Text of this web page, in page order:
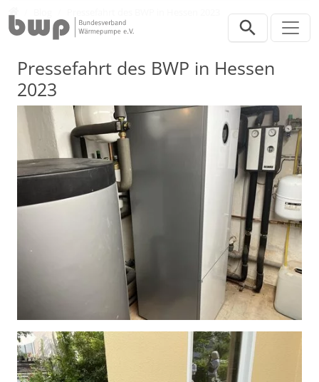
Pressefahrt des BWP in Hessen
2023